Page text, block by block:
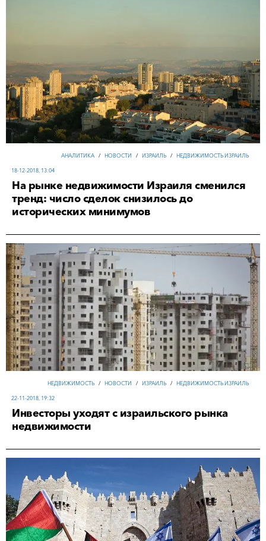
АНАЛИТИКА / НОВОСТИ / ИЗРАИЛЬ / НЕДВИЖИМОСТЬ ИЗРАИЛЬ
18-12-2018, 13:04
На рынке недвижимости Израиля сменился
тренд: число сделок снизилось до
исторических минимумов
НЕДВИЖИМОСТЬ / НОВОСТИ / ИЗРАИЛЬ / НЕДВИЖИМОСТЬ ИЗРАИЛЬ
22-11-2018, 19:32
Инвесторы уходят с израильского рынка
недвижимости